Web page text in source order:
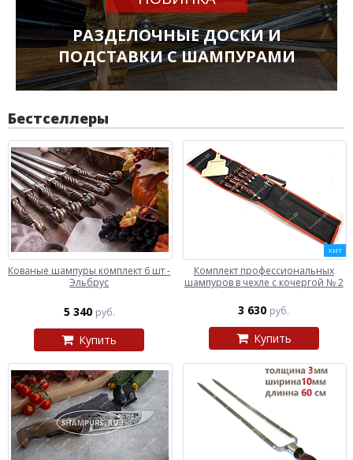
РАЗДЕЛОЧНЫЕ ДОСКИ И
ПОДСТАВКИ С ШАМПУРАМИ
Бестселлеры
Кованые шампуры комплект 6 шт -
Эльбрус
5 340 руб.
Купить
ХИТ
Комплект профессиональных
шампуров в чехле с кочергой № 2
3 630 руб.
Купить